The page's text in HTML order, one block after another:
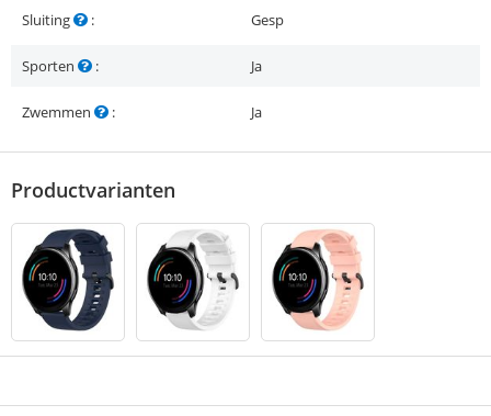
Sluiting : Gesp
Sporten : Ja
Zwemmen : Ja
Productvarianten